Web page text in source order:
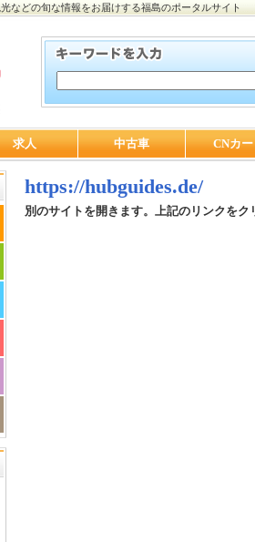
などの旬な情報をお届けする福島のポータルサイト
求人 中古車 CNカ
https://hubguides.de/
別のサイトを開きます。上記のリンクをク